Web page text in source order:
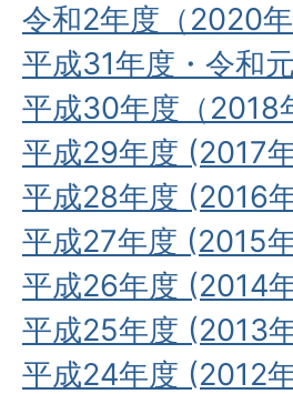
令和2年度（2020
平成31年度・令和
平成30年度（2018
平成29年度 (2017
平成28年度 (2016
平成27年度 (2015
平成26年度 (2014
平成25年度 (2013
平成24年度 (2012